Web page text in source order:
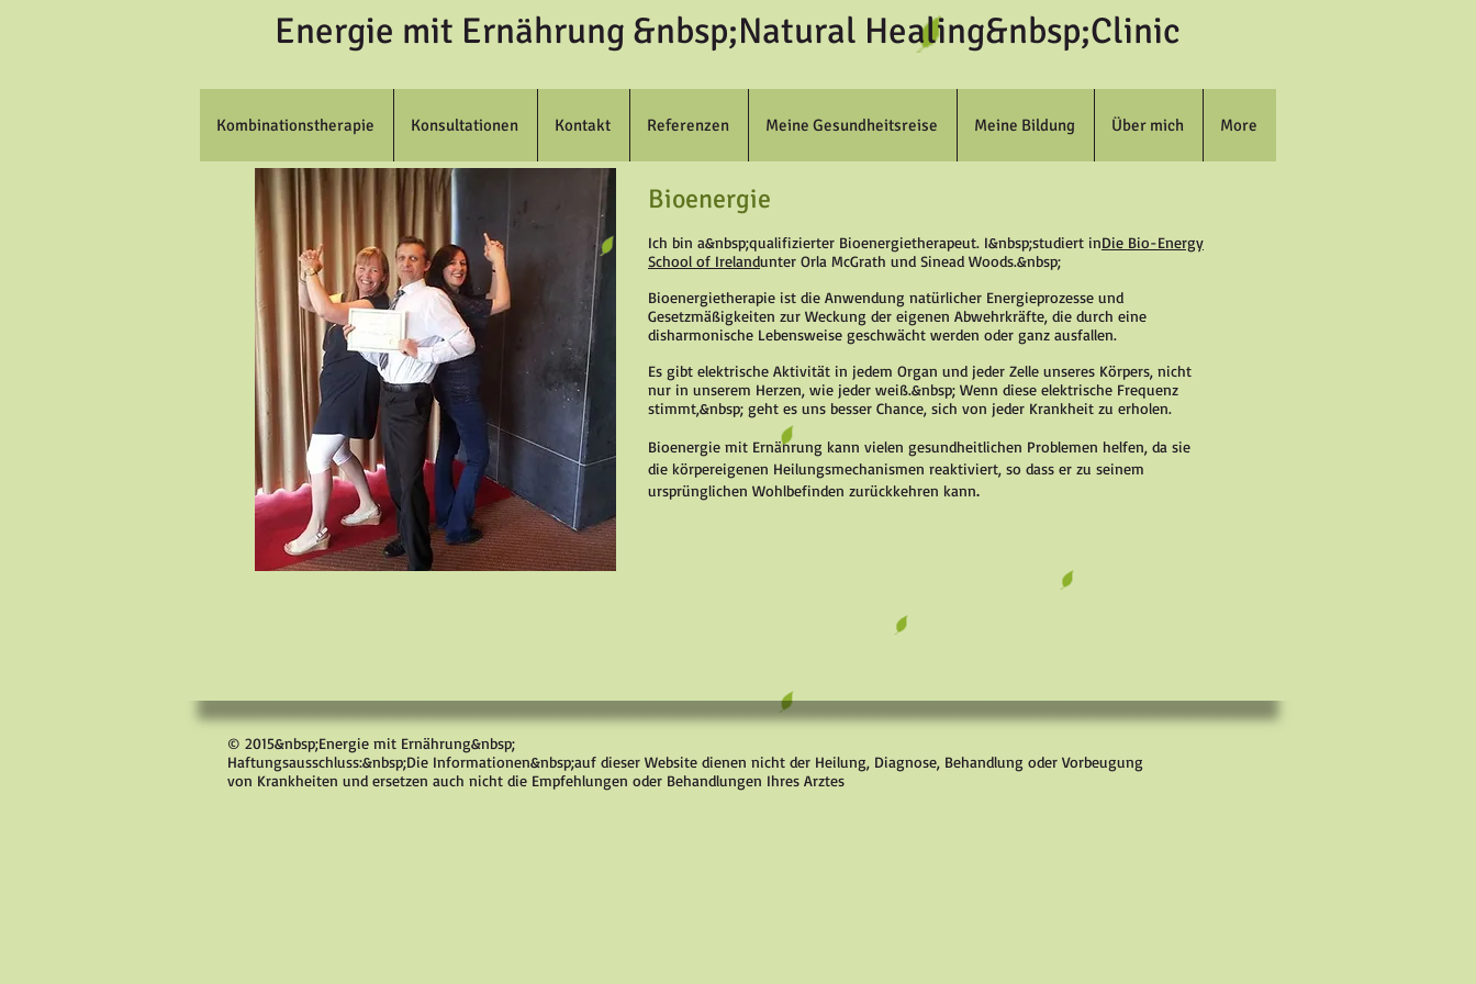
Energie mit Ernährung &nbsp;Natural Healing&nbsp;Clinic
Kombinationstherapie Konsultationen Kontakt Referenzen Meine Gesundheitsreise Meine Bildung Über mich More
Bioenergie
Ich bin a&nbsp;qualifizierter Bioenergietherapeut. I&nbsp;studiert inDie Bio-Energy
School of Irelandunter Orla McGrath und Sinead Woods.&nbsp;
Bioenergietherapie ist die Anwendung natürlicher Energieprozesse und
Gesetzmäßigkeiten zur Weckung der eigenen Abwehrkräfte, die durch eine
disharmonische Lebensweise geschwächt werden oder ganz ausfallen.
Es gibt elektrische Aktivität in jedem Organ und jeder Zelle unseres Körpers, nicht
nur in unserem Herzen, wie jeder weiß.&nbsp; Wenn diese elektrische Frequenz
stimmt,&nbsp; geht es uns besser Chance, sich von jeder Krankheit zu erholen.
Bioenergie mit Ernährung kann vielen gesundheitlichen Problemen helfen, da sie
die körpereigenen Heilungsmechanismen reaktiviert, so dass er zu seinem
ursprünglichen Wohlbefinden zurückkehren kann.
© 2015&nbsp;Energie mit Ernährung&nbsp;
Haftungsausschluss:&nbsp;Die Informationen&nbsp;auf dieser Website dienen nicht der Heilung, Diagnose, Behandlung oder Vorbeugung
von Krankheiten und ersetzen auch nicht die Empfehlungen oder Behandlungen Ihres Arztes